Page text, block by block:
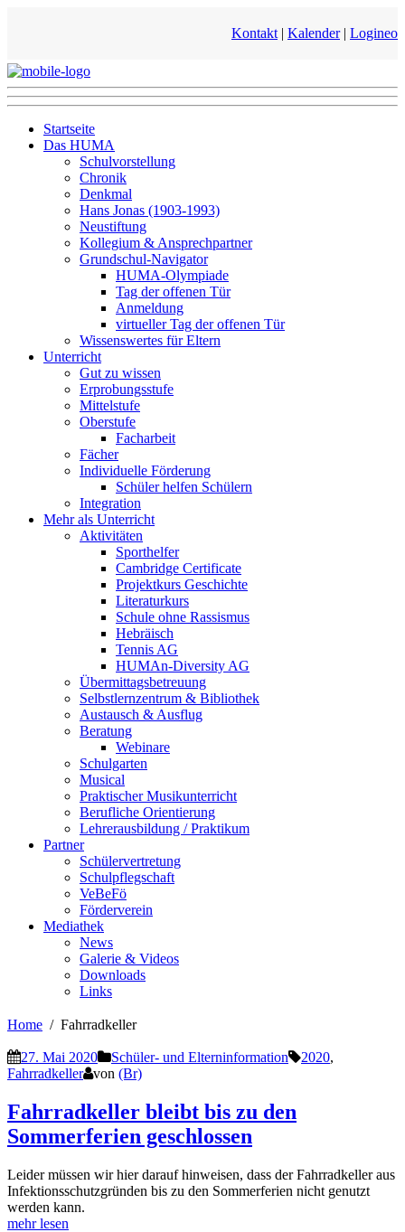
Kontakt | Kalender| Logineo
Startseite
Das HUMA
Schulvorstellung
Chronik
Denkmal
Hans Jonas (1903-1993)
Neustiftung
Kollegium & Ansprechpartner
Grundschul-Navigator
HUMA-Olympiade
Tag der offenen Tür
Anmeldung
virtueller Tag der offenen Tür
Wissenswertes für Eltern
Unterricht
Gut zu wissen
Erprobungsstufe
Mittelstufe
Oberstufe
Facharbeit
Fächer
Individuelle Förderung
Schüler helfen Schülern
Integration
Mehr als Unterricht
Aktivitäten
Sporthelfer
Cambridge Certificate
Projektkurs Geschichte
Literaturkurs
Schule ohne Rassismus
Hebräisch
Tennis AG
HUMAn-Diversity AG
Übermittagsbetreuung
Selbstlernzentrum & Bibliothek
Austausch & Ausflug
Beratung
Webinare
Schulgarten
Musical
Praktischer Musikunterricht
Berufliche Orientierung
Lehrerausbildung / Praktikum
Partner
Schülervertretung
Schulpflegschaft
VeBeFö
Förderverein
Mediathek
News
Galerie & Videos
Downloads
Links
Home Fahrradkeller
27. Mai 2020 Schüler- und Elterninformation 2020,
Fahrradkeller
von (Br)
Fahrradkeller bleibt bis zu den
Sommerferien geschlossen
Leider müssen wir hier darauf hinweisen, dass der Fahrradkeller aus
Infektionsschutzgründen bis zu den Sommerferien nicht genutzt
werden kann.
mehr lesen